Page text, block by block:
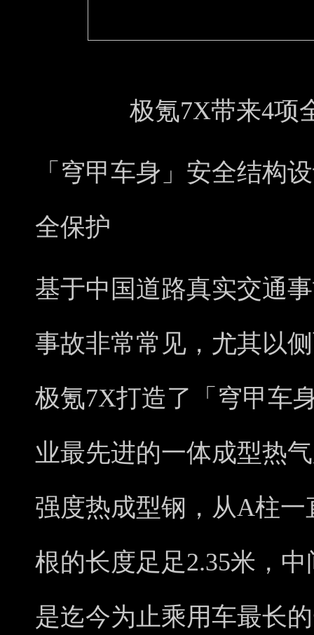
极氪7X带来4项
「穹甲车身」安全结构
全保护
基于中国道路真实交通
事故非常常见，尤其以
极氪7X打造了「穹甲车
业最先进的一体成型热
强度热成型钢，从A柱
根的长度足足2.35米，
是迄今为止乘用车最长